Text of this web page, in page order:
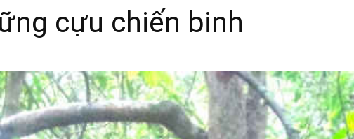
cựu chiến binh